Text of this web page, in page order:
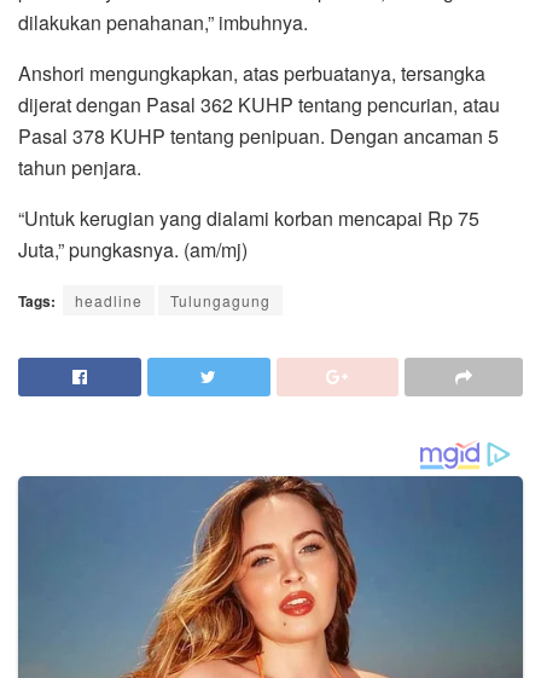
dilakukan penahanan,” imbuhnya.
Anshori mengungkapkan, atas perbuatanya, tersangka
dijerat dengan Pasal 362 KUHP tentang pencurian, atau
Pasal 378 KUHP tentang penipuan. Dengan ancaman 5
tahun penjara.
“Untuk kerugian yang dialami korban mencapai Rp 75
Juta,” pungkasnya. (am/mj)
Tags: headline Tulungagung